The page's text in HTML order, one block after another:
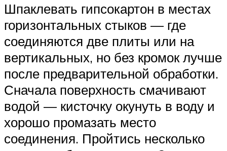
Шпаклевать гипсокартон в местах
горизонтальных стыков — где
соединяются две плиты или на
вертикальных, но без кромок лучше
после предварительной обработки.
Сначала поверхность смачивают
водой — кисточку окунуть в воду и
хорошо промазать место
соединения. Пройтись несколько